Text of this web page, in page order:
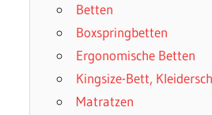
Betten
Boxspringbetten
Ergonomische Betten
Kingsize-Bett,
Matratzen